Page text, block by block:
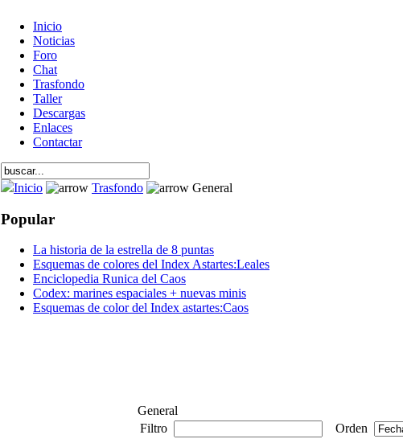
Inicio
Noticias
Foro
Chat
Trasfondo
Taller
Descargas
Enlaces
Contactar
Inicio Trasfondo General
Popular
La historia de la estrella de 8 puntas
Esquemas de colores del Index Astartes:Leales
Enciclopedia Runica del Caos
Codex: marines espaciales + nuevas minis
Esquemas de color del Index astartes:Caos
General
Filtro
Orden